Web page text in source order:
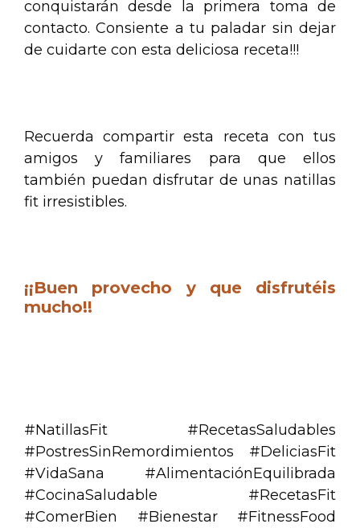
conquistarán desde la primera toma de
contacto. Consiente a tu paladar sin dejar
de cuidarte con esta deliciosa receta!!!
Recuerda compartir esta receta con tus
amigos y familiares para que ellos
también puedan disfrutar de unas natillas
fit irresistibles.
¡¡Buen provecho y que disfrutéis
mucho!!
#NatillasFit #RecetasSaludables
#PostresSinRemordimientos #DeliciasFit
#VidaSana #AlimentaciónEquilibrada
#CocinaSaludable #RecetasFit
#ComerBien #Bienestar #FitnessFood